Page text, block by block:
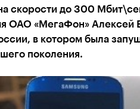
скорости до 300
ОАО «МегаФон» Алексей
в котором была
поколения.